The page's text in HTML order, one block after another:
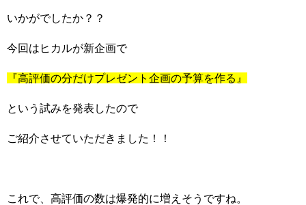
いかがでしたか？？
今回はヒカルが新企画で
『高評価の分だけプレゼント企画の予算を作る』
という試みを発表したので
ご紹介させていただきました！！
これで、高評価の数は爆発的に増えそうですね。